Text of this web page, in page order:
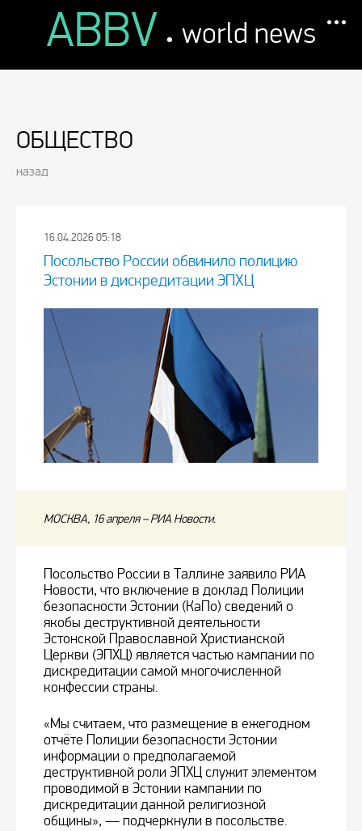
ABBV . world news
ОБЩЕСТВО
назад
16.04.2026 05:18
Посольство России обвинило полицию
Эстонии в дискредитации ЭПХЦ
МОСКВА, 16 апреля – РИА Новости.
Посольство России в Таллине заявило РИА
Новости, что включение в доклад Полиции
безопасности Эстонии (КаПо) сведений о
якобы деструктивной деятельности
Эстонской Православной Христианской
Церкви (ЭПХЦ) является частью кампании по
дискредитации самой многочисленной
конфессии страны.
«Мы считаем, что размещение в ежегодном
отчёте Полиции безопасности Эстонии
информации о предполагаемой
деструктивной роли ЭПХЦ служит элементом
проводимой в Эстонии кампании по
дискредитации данной религиозной
общины», — подчеркнули в посольстве.